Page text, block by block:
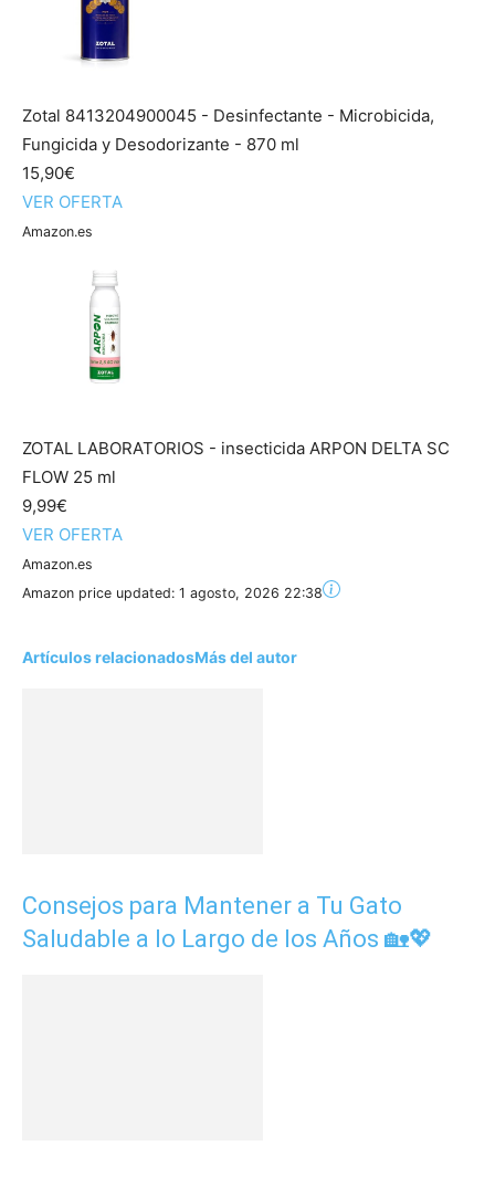
Zotal 8413204900045 - Desinfectante - Microbicida,
Fungicida y Desodorizante - 870 ml
15,90€
VER OFERTA
Amazon.es
ZOTAL LABORATORIOS - insecticida ARPON DELTA SC
FLOW 25 ml
9,99€
VER OFERTA
Amazon.es
Amazon price updated: 1 agosto, 2026 22:38
Artículos relacionadosMás del autor
Consejos para Mantener a Tu Gato
Saludable a lo Largo de los Años 🏡💖